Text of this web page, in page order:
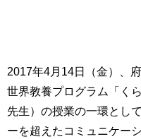
部・
大
学
院
／
生
方
保
2017年4月14日（金）、
世界教養プログラム「く
先生）の授業の一環とし
ーを超えたコミュニケー